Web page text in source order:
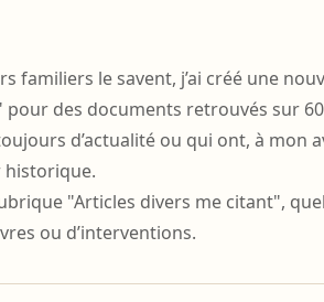
familiers le savent, j’ai créé une
des documents retrouvés sur 60
d’actualité ou qui ont, à mon
historique.
"Articles divers me citant",
ou d’interventions.